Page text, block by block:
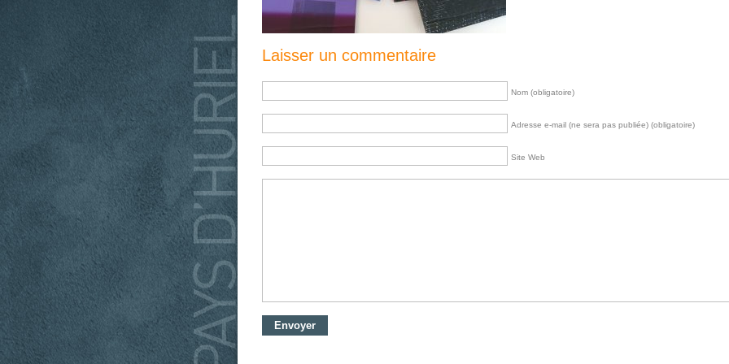
Laisser un commentaire
Nom (obligatoire)
Adresse e-mail (ne sera pas publiée) (obligatoire)
Site Web